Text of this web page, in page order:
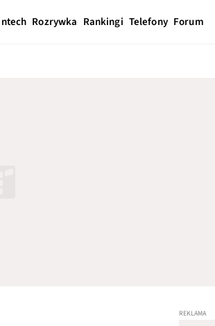
Rozrywka Rankingi Telefony Forum